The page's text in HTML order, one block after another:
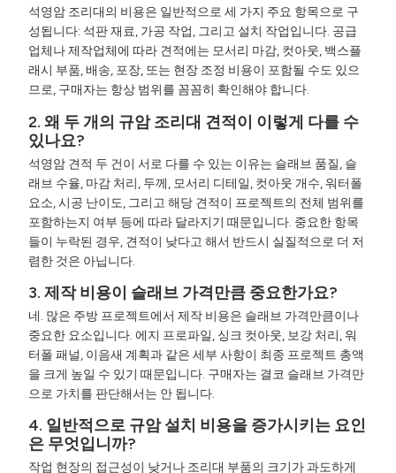
석영암 조리대의 비용은 일반적으로 세 가지 주요 항목으로 구
성됩니다: 석판 재료, 가공 작업, 그리고 설치 작업입니다. 공급
업체나 제작업체에 따라 견적에는 모서리 마감, 컷아웃, 백스플
래시 부품, 배송, 포장, 또는 현장 조정 비용이 포함될 수도 있으
므로, 구매자는 항상 범위를 꼼꼼히 확인해야 합니다.
2. 왜 두 개의 규암 조리대 견적이 이렇게 다를 수
있나요?
석영암 견적 두 건이 서로 다를 수 있는 이유는 슬래브 품질, 슬
래브 수율, 마감 처리, 두께, 모서리 디테일, 컷아웃 개수, 워터폴
요소, 시공 난이도, 그리고 해당 견적이 프로젝트의 전체 범위를
포함하는지 여부 등에 따라 달라지기 때문입니다. 중요한 항목
들이 누락된 경우, 견적이 낮다고 해서 반드시 실질적으로 더 저
렴한 것은 아닙니다.
3. 제작 비용이 슬래브 가격만큼 중요한가요?
네. 많은 주방 프로젝트에서 제작 비용은 슬래브 가격만큼이나
중요한 요소입니다. 에지 프로파일, 싱크 컷아웃, 보강 처리, 워
터폴 패널, 이음새 계획과 같은 세부 사항이 최종 프로젝트 총액
을 크게 높일 수 있기 때문입니다. 구매자는 결코 슬래브 가격만
으로 가치를 판단해서는 안 됩니다.
4. 일반적으로 규암 설치 비용을 증가시키는 요인
은 무엇입니까?
작업 현장의 접근성이 낮거나 조리대 부품의 크기가 과도하게